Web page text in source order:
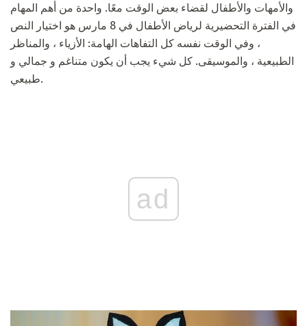
والأمهات والأطفال لقضاء بعض الوقت معًا. واحدة من أهم المهام
في الفترة التحضيرية لرياض الأطفال في 8 مارس هو اختيار النص
، وفي الوقت نفسه كل التفاهات الهامة: الأزياء ، والمناظر
الطبيعية ، والموسيقى. كل شيء يجب أن يكون متناغم و جمالي و
طبيعي.
ad